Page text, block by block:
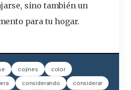
sino también un
para tu hogar.
cojines color
considerando considerar